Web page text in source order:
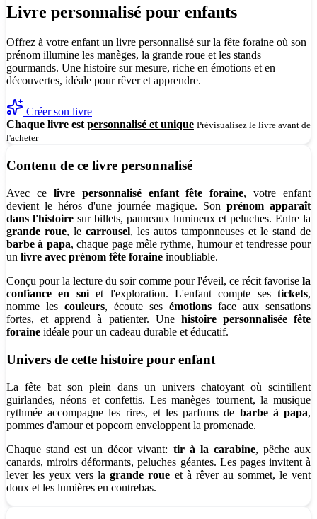
Livre personnalisé pour enfants
Offrez à votre enfant un livre personnalisé sur la fête foraine où son
prénom illumine les manèges, la grande roue et les stands
gourmands. Une histoire sur mesure, riche en émotions et en
découvertes, idéale pour rêver et apprendre.
Créer son livre
Chaque livre est personnalisé et unique Prévisualisez le livre avant de
l'acheter
Contenu de ce livre personnalisé
Avec ce livre personnalisé enfant fête foraine, votre enfant
devient le héros d'une journée magique. Son prénom apparaît
dans l'histoire sur billets, panneaux lumineux et peluches. Entre la
grande roue, le carrousel, les autos tamponneuses et le stand de
barbe à papa, chaque page mêle rythme, humour et tendresse pour
un livre avec prénom fête foraine inoubliable.
Conçu pour la lecture du soir comme pour l'éveil, ce récit favorise la
confiance en soiet l'exploration. L'enfant compte ses tickets,
nomme les couleurs, écoute ses émotions face aux sensations
fortes, et apprend à patienter. Une histoire personnalisée fête
foraine idéale pour un cadeau durable et éducatif.
Univers de cette histoire pour enfant
La fête bat son plein dans un univers chatoyant où scintillent
guirlandes, néons et confettis. Les manèges tournent, la musique
rythmée accompagne les rires, et les parfums de barbe à papa,
pommes d'amour et popcorn enveloppent la promenade.
Chaque stand est un décor vivant: tir à la carabine, pêche aux
canards, miroirs déformants, peluches géantes. Les pages invitent à
lever les yeux vers lagrande roue et à rêver au sommet, le vent
doux et les lumières en contrebas.